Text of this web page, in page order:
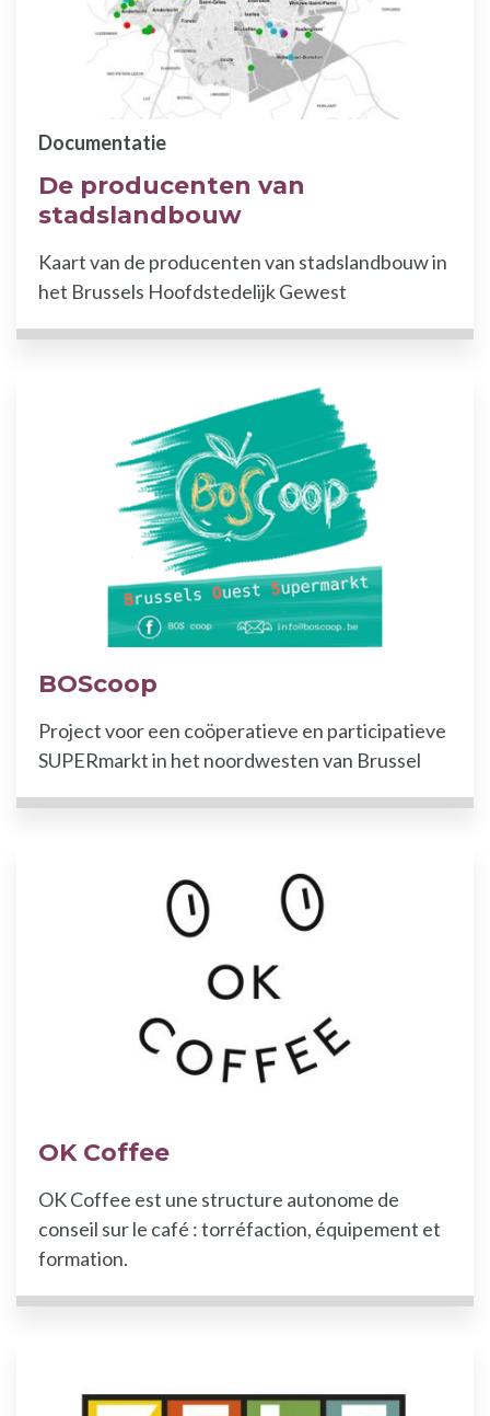
De producenten van
stadslandbouw
Documentatie
Kaart van de producenten van stadslandbouw in
het Brussels Hoofdstedelijk Gewest
BOScoop
Project voor een coöperatieve en participatieve
SUPERmarkt in het noordwesten van Brussel
OK Coffee
OK Coffee est une structure autonome de
conseil sur le café : torréfaction, équipement et
formation.